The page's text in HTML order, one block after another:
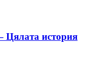
Цялата история